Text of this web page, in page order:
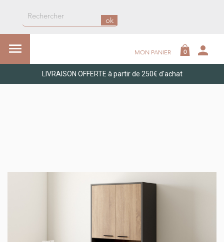
ok
 MON PANIER 0 person
LIVRAISON OFFERTE à partir de 250€ d'achat